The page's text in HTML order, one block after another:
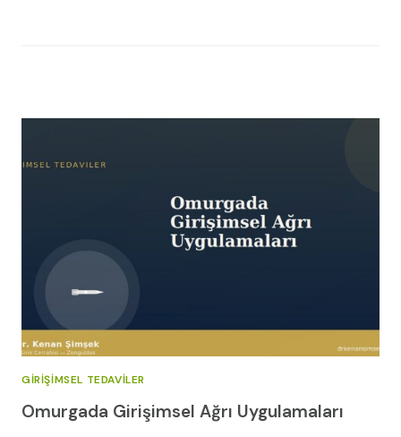
GIRIŞIMSEL TEDAVILER
Omurgada Girişimsel Ağrı Uygulamaları